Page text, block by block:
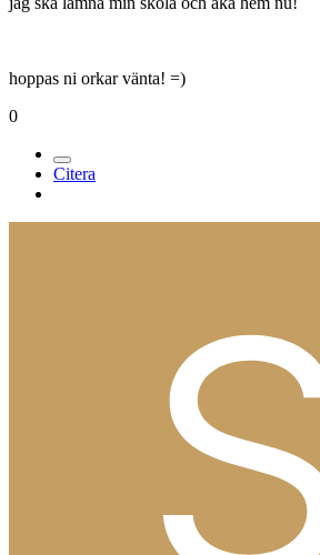
hoppas ni orkar vänta! =)
0
Citera